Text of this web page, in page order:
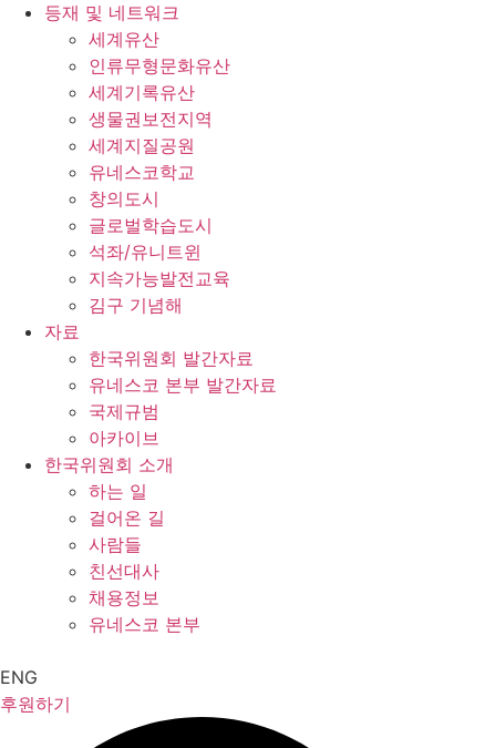
등재 및 네트워크
세계유산
인류무형문화유산
세계기록유산
생물권보전지역
세계지질공원
유네스코학교
창의도시
글로벌학습도시
석좌/유니트윈
지속가능발전교육
김구 기념해
자료
한국위원회 발간자료
유네스코 본부 발간자료
국제규범
아카이브
한국위원회 소개
하는 일
걸어온 길
사람들
친선대사
채용정보
유네스코 본부
ENG
후원하기